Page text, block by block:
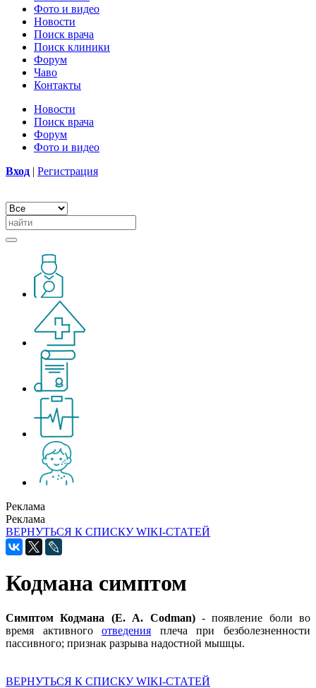
Фото и видео
Новости
Поиск врача
Поиск клиники
Форум
Чаво
Контакты
Новости
Поиск врача
Форум
Фото и видео
Вход | Регистрация
Реклама
Реклама
ВЕРНУТЬСЯ К СПИСКУ WIKI-СТАТЕЙ
Кодмана симптом
Симптом Кодмана (Е. A. Codman)- появление боли во
время активногоотведения плеча при безболезненности
пассивного; признак разрыва надостной мышцы.
ВЕРНУТЬСЯ К СПИСКУ WIKI-СТАТЕЙ